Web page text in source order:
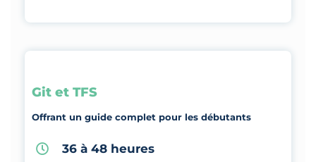
Git et TFS
Offrant un guide complet pour les débutants
36 à 48 heures